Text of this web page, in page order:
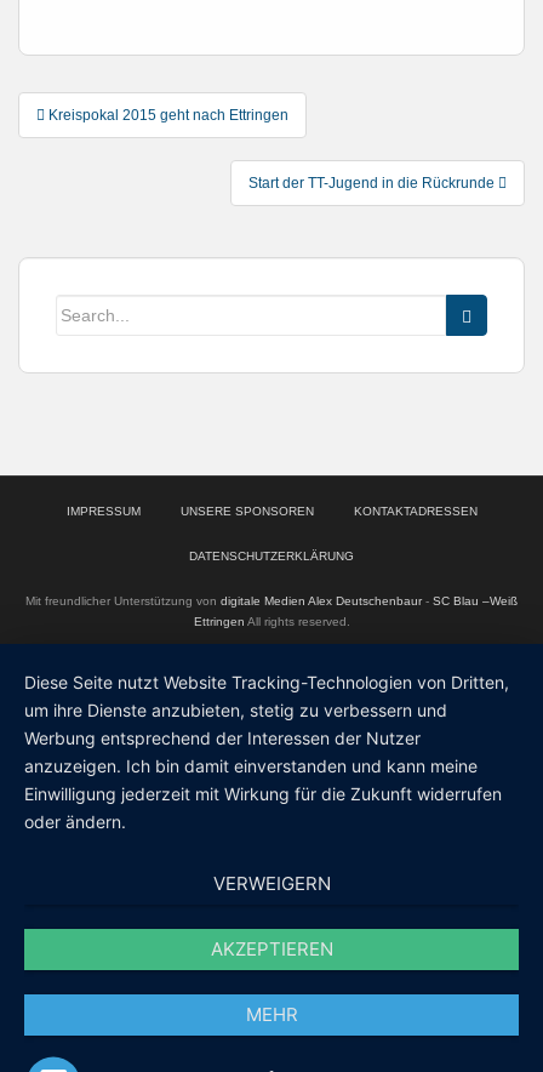
Post
navigation
Kreispokal 2015 geht nach Ettringen
Start der TT-Jugend in die Rückrunde
IMPRESSUM UNSERE SPONSOREN KONTAKTADRESSEN
DATENSCHUTZERKLÄRUNG
Mit freundlicher Unterstützung von digitale Medien Alex Deutschenbaur- SC Blau –Weiß
Ettringen All rights reserved.
Diese Seite nutzt Website Tracking-Technologien von Dritten,
um ihre Dienste anzubieten, stetig zu verbessern und
Werbung entsprechend der Interessen der Nutzer
anzuzeigen. Ich bin damit einverstanden und kann meine
Einwilligung jederzeit mit Wirkung für die Zukunft widerrufen
oder ändern.
VERWEIGERN
AKZEPTIEREN
MEHR